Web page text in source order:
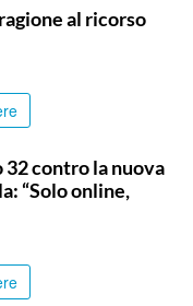
al ricorso
contro la nuova
“Solo online,